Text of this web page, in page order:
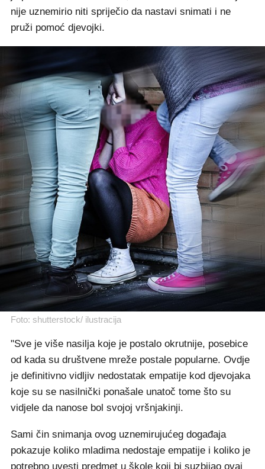
nije uznemirio niti spriječio da nastavi snimati i ne
pruži pomoć djevojki.
Foto: shutterstock/ ilustracija
"Sve je više nasilja koje je postalo okrutnije, posebice
od kada su društvene mreže postale popularne. Ovdje
je definitivno vidljiv nedostatak empatije kod djevojaka
koje su se nasilnički ponašale unatoč tome što su
vidjele da nanose bol svojoj vršnjakinji.
Sami čin snimanja ovog uznemirujućeg događaja
pokazuje koliko mladima nedostaje empatije i koliko je
potrebno uvesti predmet u škole koji bi suzbijao ovaj